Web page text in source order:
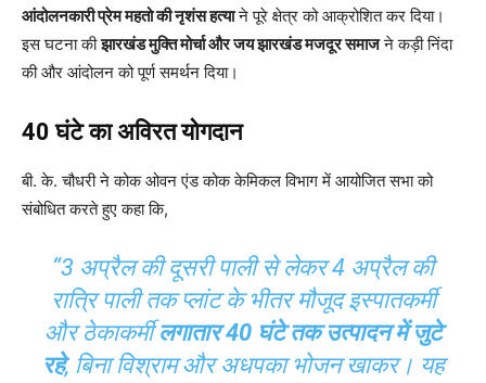
आंदोलनकारी प्रेम महतो की नृशंस हत्याने पूरे क्षेत्र को आक्रोशित कर दिया।
इस घटना कीझारखंड मुक्ति मोर्चा और जय झारखंड मजदूर समाजने कड़ी निंदा
की और आंदोलन को पूर्ण समर्थन दिया।
40 घंटे का अविरत योगदान
बी. के. चौधरी ने कोक ओवन एंड कोक केमिकल विभाग में आयोजित सभा को
संबोधित करते हुए कहा कि,
“3 अप्रैल की दूसरी पाली से लेकर 4 अप्रैल की
रात्रि पाली तक प्लांट के भीतर मौजूद इस्पातकर्मी
और ठेकाकर्मीलगातार 40 घंटे तक उत्पादन में जुटे
रहे, बिना विश्राम और अधपका भोजन खाकर। यह